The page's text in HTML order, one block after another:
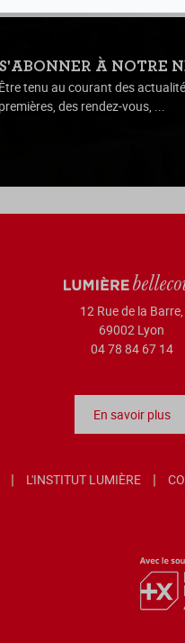
S'ABONNER À NOTRE
Être tenu au courant des
premières, des rendez-vous, ...
12 Rue de la Barre,
69002 Lyon
04 78 84 67 14
En savoir plus
L'INSTITUT LUMIÈRE